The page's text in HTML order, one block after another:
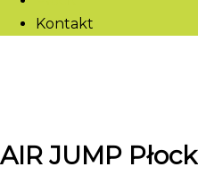
Kontakt
AIR JUMP Płock